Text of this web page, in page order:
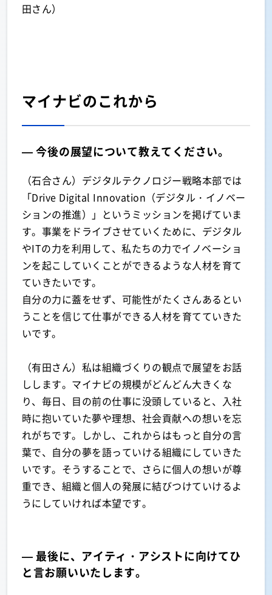
田さん）
マイナビのこれから
— 今後の展望について教えてください。
（石合さん）デジタルテクノロジー戦略本部では
「Drive Digital Innovation（デジタル・イノベー
ションの推進）」というミッションを掲げていま
す。事業をドライブさせていくために、デジタル
やITの力を利用して、私たちの力でイノベーショ
ンを起こしていくことができるような人材を育て
ていきたいです。
自分の力に蓋をせず、可能性がたくさんあるとい
うことを信じて仕事ができる人材を育てていきた
いです。
（有田さん）私は組織づくりの観点で展望をお話
しします。マイナビの規模がどんどん大きくな
り、毎日、目の前の仕事に没頭していると、入社
時に抱いていた夢や理想、社会貢献への想いを忘
れがちです。しかし、これからはもっと自分の言
葉で、自分の夢を語っていける組織にしていきた
いです。そうすることで、さらに個人の想いが尊
重でき、組織と個人の発展に結びつけていけるよ
うにしていければ本望です。
— 最後に、アイティ・アシストに向けてひ
と言お願いいたします。